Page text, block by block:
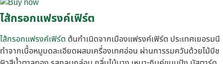
ไส้กรอกแฟรงค์เฟิร์ต
ไส้กรอกแฟรงค์เฟิร์ต ต้นกำเนิดจากเมืองแฟรงค์เฟิร์ต ประเทศเยอรมนี
ทำจากเนื้อหมูบดละเอียดผสมเครื่องเทศอ่อน ผ่านการรมควันด้วยไม้บีช